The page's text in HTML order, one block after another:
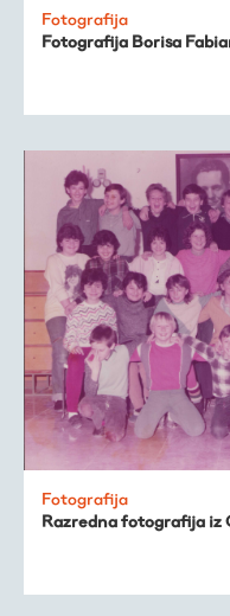
Živa
Virtualni
Fotografija
Fotografija Borisa
Fotografija
Razredna fotografija iz